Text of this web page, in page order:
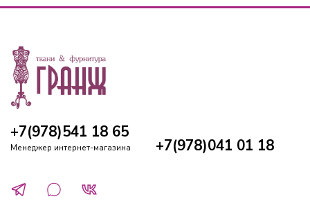
+7(978)541 18 65
Менеджер интернет-магазина +7(978)041 01 18